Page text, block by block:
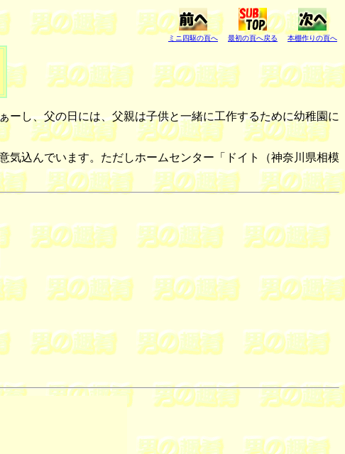
ミニ四駆の頁へ 最初の頁へ戻る 本棚作りの頁へ
し、父の日には、父親は子供と一緒に工作するために幼稚園に
込んでいます。ただしホームセンター「ドイト（神奈川県相模